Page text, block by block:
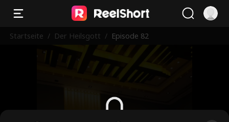
Startseite / Der Heilsgott / Episode 82